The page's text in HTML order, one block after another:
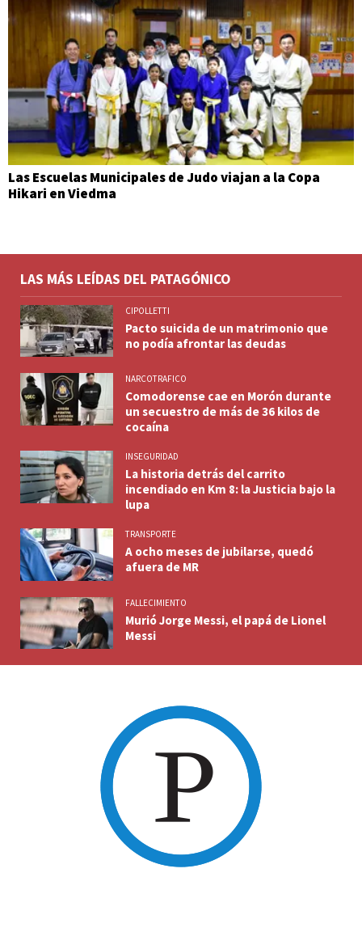
Las Escuelas Municipales de Judo viajan a la Copa
Hikari en Viedma
LAS MÁS LEÍDAS DEL PATAGÓNICO
CIPOLLETTI
Pacto suicida de un matrimonio que
no podía afrontar las deudas
NARCOTRAFICO
Comodorense cae en Morón durante
un secuestro de más de 36 kilos de
cocaína
INSEGURIDAD
La historia detrás del carrito
incendiado en Km 8: la Justicia bajo la
lupa
TRANSPORTE
A ocho meses de jubilarse, quedó
afuera de MR
FALLECIMIENTO
Murió Jorge Messi, el papá de Lionel
Messi